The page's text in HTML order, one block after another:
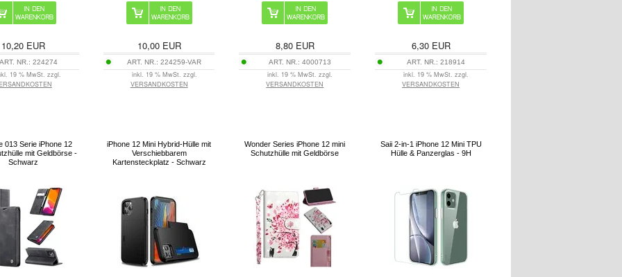
10,20EUR
ART. NR.: 224274
19 % MwSt. zzgl.
10,00EUR
ART. NR.:224259-VAR
inkl. 19 % MwSt. zzgl.
VERSANDKOSTEN
8,80EUR
ART. NR.:4000713
inkl. 19 % MwSt. zzgl.
VERSANDKOSTEN
6,30EUR
ART. NR.:218914
inkl. 19 % MwSt. zzgl.
VERSANDKOSTEN
013 Serie iPhone 12
mit Geldbörse -
Schwarz
iPhone 12 Mini Hybrid-Hülle mit
Verschiebbarem
Kartensteckplatz - Schwarz
Wonder Series iPhone 12 mini
Schutzhülle mit Geldbörse
Saii 2-in-1 iPhone 12 Mini TPU
Hülle & Panzerglas - 9H